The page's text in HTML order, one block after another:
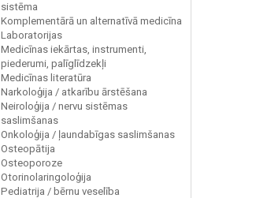
sistēma
Komplementārā un alternatīvā medicīna
Laboratorijas
Medicīnas iekārtas, instrumenti,
piederumi, palīglīdzekļi
Medicīnas literatūra
Narkoloģija / atkarību ārstēšana
Neiroloģija / nervu sistēmas
saslimšanas
Onkoloģija / ļaundabīgas saslimšanas
Osteopātija
Osteoporoze
Otorinolaringoloģija
Pediatrija / bērnu veselība